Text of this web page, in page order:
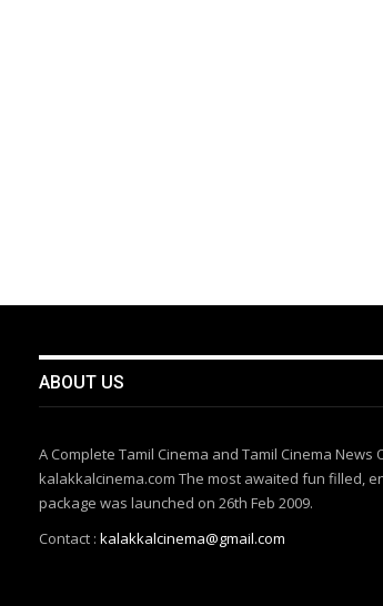
ABOUT US
A Complete Tamil Cinema and Tamil Cinema News
kalakkalcinema.com The most awaited fun filled,
package was launched on 26th Feb 2009.
Contact :kalakkalcinema@gmail.com